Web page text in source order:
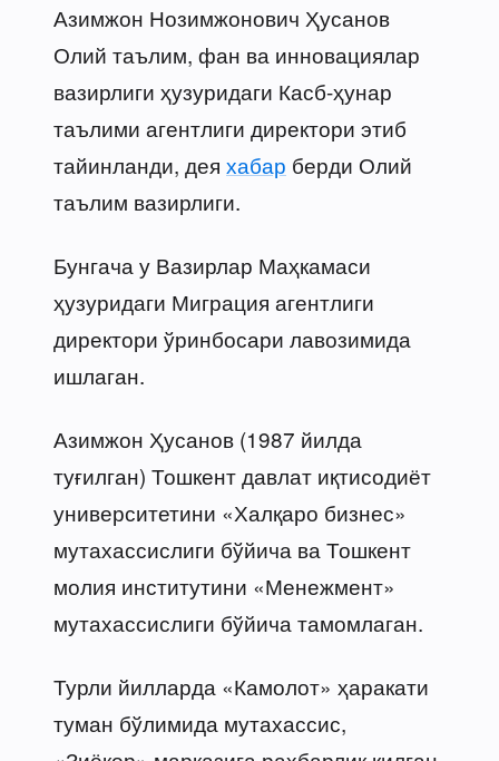
Азимжон Нозимжонович Ҳусанов
Олий таълим, фан ва инновациялар
вазирлиги ҳузуридаги Касб-ҳунар
таълими агентлиги директори этиб
тайинланди, дея хабар берди Олий
таълим вазирлиги.
Бунгача у Вазирлар Маҳкамаси
ҳузуридаги Миграция агентлиги
директори ўринбосари лавозимида
ишлаган.
Азимжон Ҳусанов (1987 йилда
туғилган) Тошкент давлат иқтисодиёт
университетини «Халқаро бизнес»
мутахассислиги бўйича ва Тошкент
молия институтини «Менежмент»
мутахассислиги бўйича тамомлаган.
Турли йилларда «Камолот» ҳаракати
туман бўлимида мутахассис,